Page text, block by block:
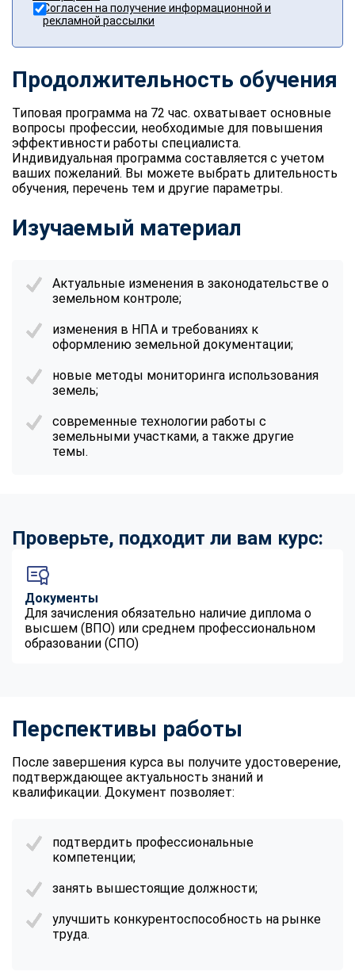
Согласен на получение информационной и
рекламной рассылки
Продолжительность обучения
Типовая программа на 72 час. охватывает основные
вопросы профессии, необходимые для повышения
эффективности работы специалиста.
Индивидуальная программа составляется с учетом
ваших пожеланий. Вы можете выбрать длительность
обучения, перечень тем и другие параметры.
Изучаемый материал
Актуальные изменения в законодательстве о
земельном контроле;
изменения в НПА и требованиях к
оформлению земельной документации;
новые методы мониторинга использования
земель;
современные технологии работы с
земельными участками, а также другие
темы.
Проверьте, подходит ли вам курс:
Документы
Для зачисления обязательно наличие диплома о
высшем (ВПО) или среднем профессиональном
образовании (СПО)
Перспективы работы
После завершения курса вы получите удостоверение,
подтверждающее актуальность знаний и
квалификации. Документ позволяет:
подтвердить профессиональные
компетенции;
занять вышестоящие должности;
улучшить конкурентоспособность на рынке
труда.